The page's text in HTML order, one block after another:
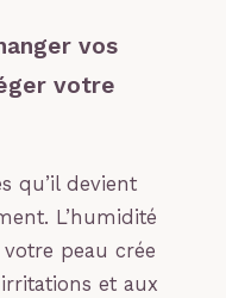
vos
votre
qu’il devient
L’humidité
peau crée
et aux